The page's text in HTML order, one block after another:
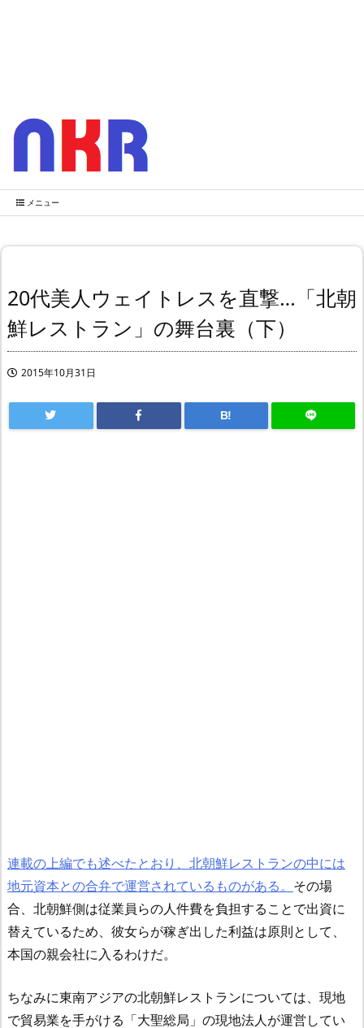
メニュー
20代美人ウェイトレスを直撃…「北朝
鮮レストラン」の舞台裏（下）
2015年10月31日
B!
連載の上編でも述べたとおり、北朝鮮レストランの中には
地元資本との合弁で運営されているものがある。 その場
合、北朝鮮側は従業員らの人件費を負担することで出資に
替えているため、彼女らが稼ぎ出した利益は原則として、
本国の親会社に入るわけだ。
ちなみに東南アジアの北朝鮮レストランについては、現地
で貿易業を手がける「大聖総局」の現地法人が運営してい